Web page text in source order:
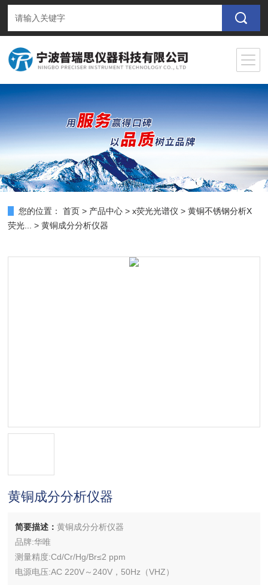
您的位置： 首页 > 产品中心 >x荧光光谱仪 >黄铜不锈钢分析X
荧光...
> 黄铜成分分析仪器
黄铜成分分析仪器
简要描述：黄铜成分分析仪器
品牌:华唯
测量精度:Cd/Cr/Hg/Br≤2 ppm
电源电压:AC 220V～240V，50Hz（VHZ）